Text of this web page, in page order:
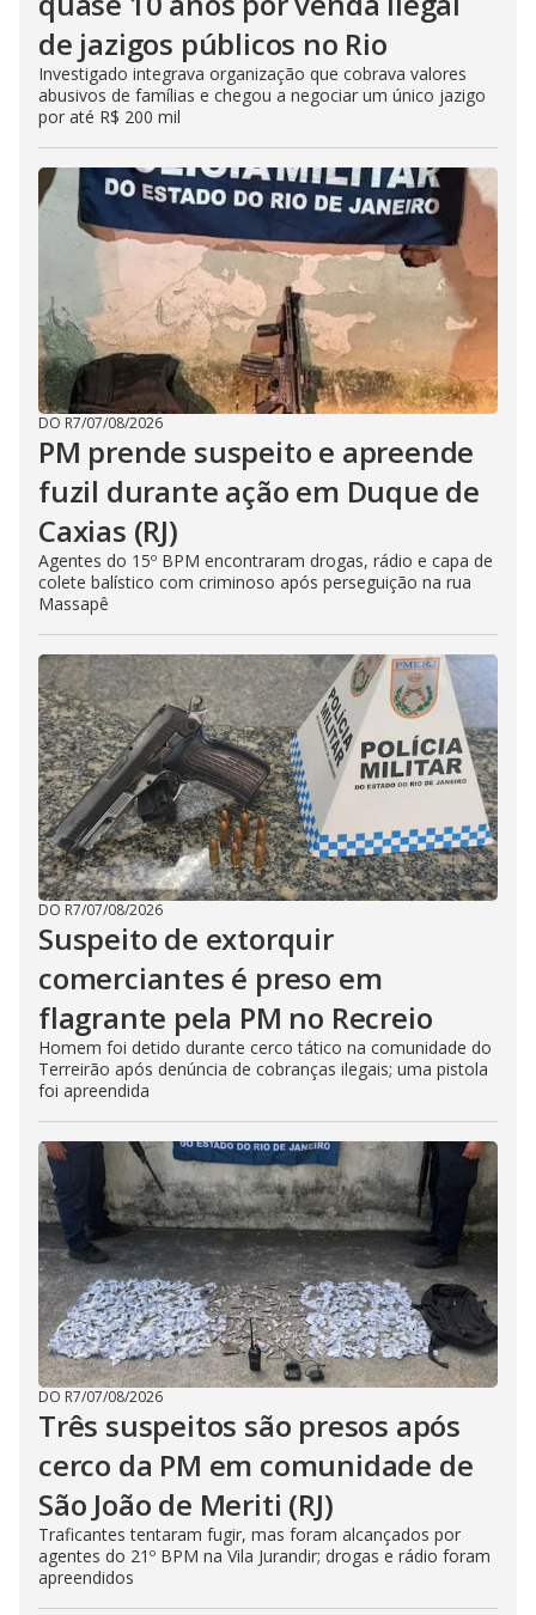
de jazigos públicos no Rio
Investigado integrava organização que cobrava valores
abusivos de famílias e chegou a negociar um único jazigo
por até R$ 200 mil
DO R7/07/08/2026
PM prende suspeito e apreende
fuzil durante ação em Duque de
Caxias (RJ)
Agentes do 15º BPM encontraram drogas, rádio e capa de
colete balístico com criminoso após perseguição na rua
Massapê
DO R7/07/08/2026
Suspeito de extorquir
comerciantes é preso em
flagrante pela PM no Recreio
Homem foi detido durante cerco tático na comunidade do
Terreirão após denúncia de cobranças ilegais; uma pistola
foi apreendida
DO R7/07/08/2026
Três suspeitos são presos após
cerco da PM em comunidade de
São João de Meriti (RJ)
Traficantes tentaram fugir, mas foram alcançados por
agentes do 21º BPM na Vila Jurandir; drogas e rádio foram
apreendidos